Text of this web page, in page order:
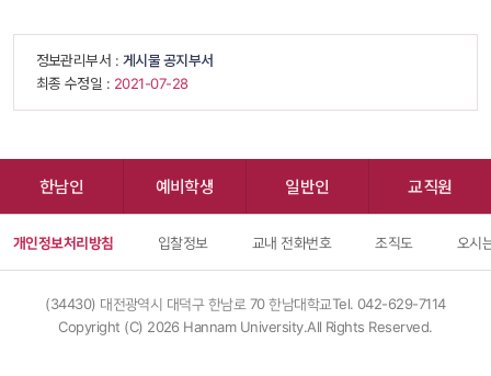
정보관리부서 : 게시물 공지부서
최종 수정일 : 2021-07-28
한남인 예비학생 일반인 교직원
개인정보처리방침 입찰정보 교내 전화번호 조직도 오시
(34430) 대전광역시 대덕구 한남로 70 한남대학교Tel. 042-629-7114
Copyright (C) 2026 Hannam University.All Rights Reserved.